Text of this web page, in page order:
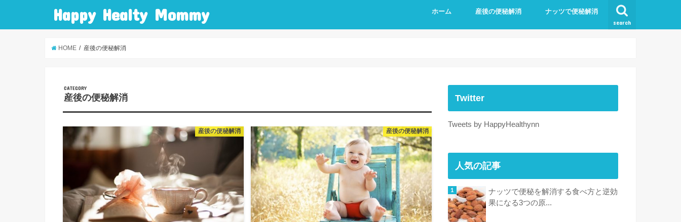
Happy Healty Mommy search
ホーム 産後の便秘解消 ナッツで便秘解消
HOME 産後の便秘解消
CATEGORY
産後の便秘解消
産後の便秘解消 産後の便秘解消
Twitter
Tweets by HappyHealthynn
人気の記事
ナッツで便秘を解消する食べ方と逆効
果になる3つの原...